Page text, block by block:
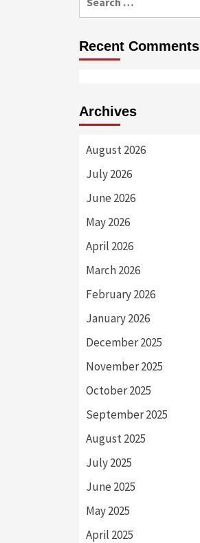
for:
Recent Comments
Archives
August 2026
July 2026
June 2026
May 2026
April 2026
March 2026
February 2026
January 2026
December 2025
November 2025
October 2025
September 2025
August 2025
July 2025
June 2025
May 2025
April 2025